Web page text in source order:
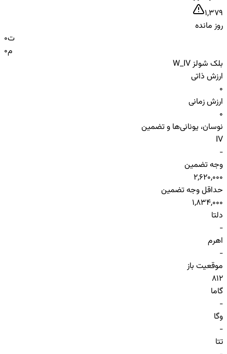
1,379
روز مانده
0ت
0م
بلک شولز W_IV
ارزش ذاتی
0
ارزش زمانی
0
نوسان، یونانی‌ها و تضمین
IV
-
وجه تضمین
2,620,000
حداقل وجه تضمین
1,834,000
دلتا
-
اهرم
-
موقعیت باز
812
گاما
-
وگا
-
تتا